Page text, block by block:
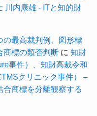
川内康雄 - ITと知的財
の最高裁判例、図形標
商標の類否判断に 知財
事件）、知財高裁令和
クリニック事件） –
合商標を分離観察する